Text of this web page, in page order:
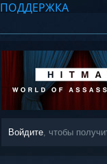
ПОДДЕРЖКА
Войдите , чтобы